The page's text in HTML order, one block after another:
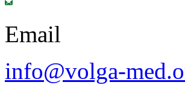
Email
info@volga-